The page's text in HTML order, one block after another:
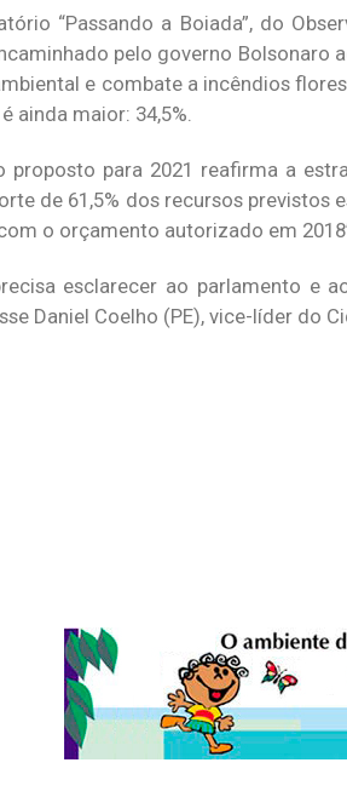
“Passando a Boiada”, do
pelo governo Bolsonaro
e combate a incêndios
ainda maior: 34,5%.
proposto para 2021 reafirma a
de 61,5% dos recursos
o orçamento autorizado em
esclarecer ao parlamento e
Daniel Coelho (PE), vice-líder do